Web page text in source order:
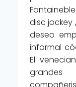
disc
deseo
informal
El
grandes